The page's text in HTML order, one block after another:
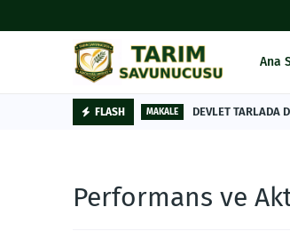
Ana
FLASH MAKALE DEVLET TARLADA
Performans ve